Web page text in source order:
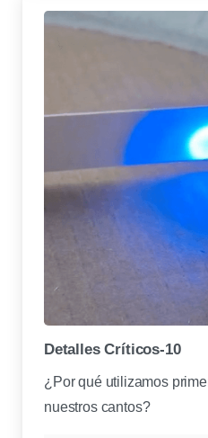
Detalles Críticos-10
¿Por qué utilizamos
nuestros cantos?